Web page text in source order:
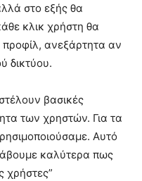
στο εξής θα
κλικ χρήστη θα
προφίλ, ανεξάρτητα αν
δικτύου.
βασικές
των χρηστών. Για τα
Αυτό
καλύτερα πως
χρήστες”